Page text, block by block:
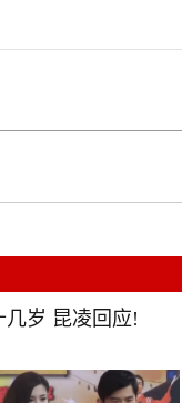
岁 昆凌回应!